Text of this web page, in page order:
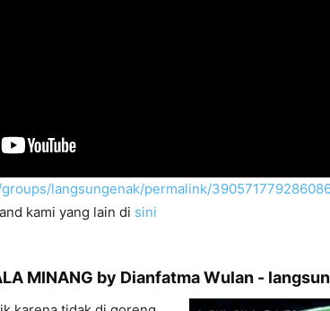
langsungenak/permalink/
kami yang lain di sini
MINANG by Dianfatma Wulan -